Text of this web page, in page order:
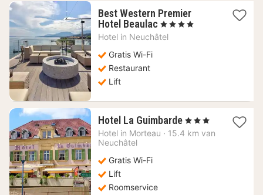
Best Western Premier
Hotel Beaulac 1
nacht
, 4 Sterren
Hotel in Neuchâtel
Gratis Wi-Fi
Restaurant
Lift
Hotel La Guimbarde 1
nacht
, 3 Sterren
Hotel in Morteau · 15.4 km van
Neuchâtel
Gratis Wi-Fi
Lift
Roomservice